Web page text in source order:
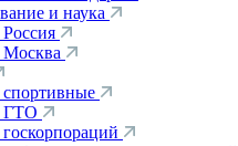
и наука
Москва
спортивные
ГТО